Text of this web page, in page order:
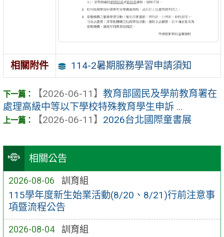
相關公告
2026-08-06 訓育組
115學年度新生始業活動(8/20、8/21)行前注意事
項暨流程公告
2026-08-04 訓育組
相關附件 114-2暑期服務學習申請須知
【2026-06-11】 教育部國民及學前教育署在
處理高級中等以下學校特殊教育學生申訴 ...
【2026-06-11】 2026台北國際童書展